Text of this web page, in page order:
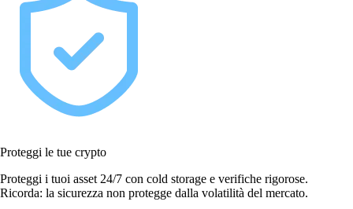
Proteggi le tue crypto
Proteggi i tuoi asset 24/7 con cold storage e verifiche rigorose.
Ricorda: la sicurezza non protegge dalla volatilità del mercato.